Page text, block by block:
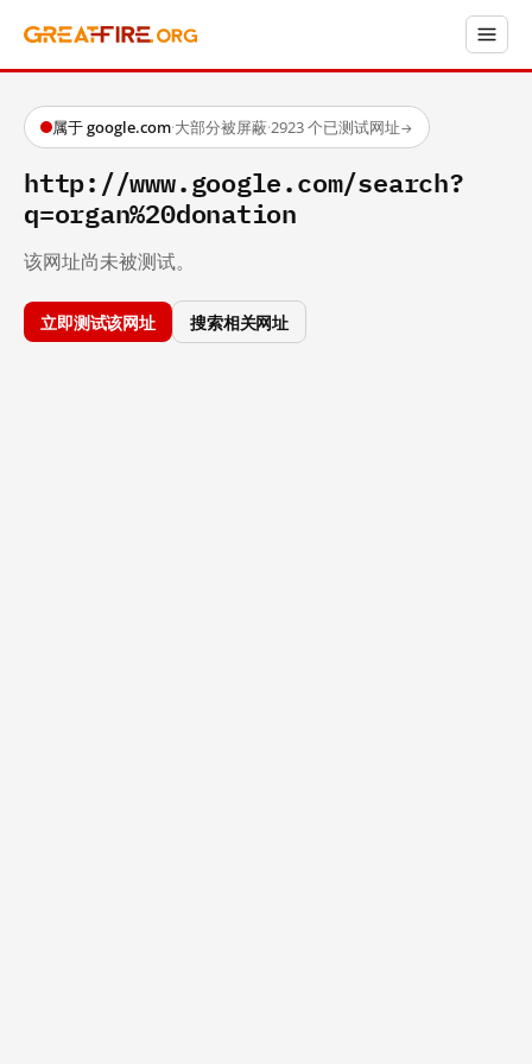
属于 google.com·大部分被屏蔽·2923 个已测试网址→
http://www.google.com/search?
q=organ%20donation
该网址尚未被测试。
立即测试该网址 搜索相关网址